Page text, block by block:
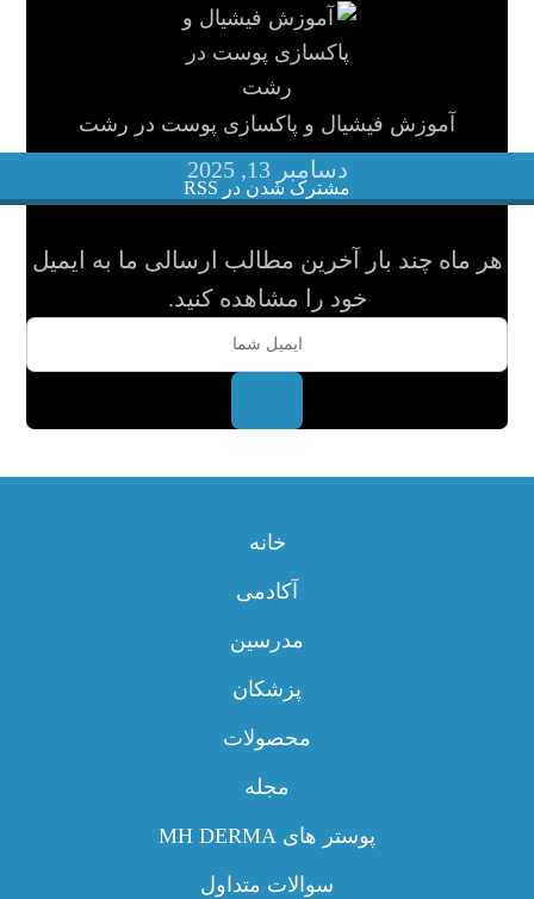
آموزش فیشیال و پاکسازی پوست در رشت
دسامبر 13, 2025
مشترک شدن در RSS
هر ماه چند بار آخرین مطالب ارسالی ما به ایمیل
خود را مشاهده کنید.
خانه
آکادمی
مدرسین
پزشکان
محصولات
مجله
پوستر های MH DERMA
سوالات متداول